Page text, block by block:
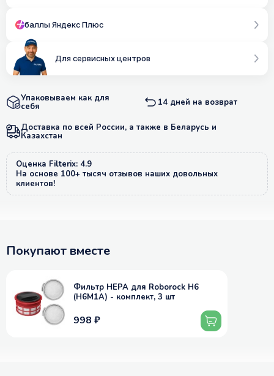
баллы Яндекс Плюс
Для сервисных центров
Упаковываем как для
себя 14 дней на возврат
Доставка по всей России, а также в Беларусь и
Казахстан
Оценка Filterix: 4.9
На основе 100+ тысяч отзывов наших довольных
клиентов!
Покупают вместе
Фильтр HEPA для Roborock H6
(H6M1A) - комплект, 3 шт
998 ₽